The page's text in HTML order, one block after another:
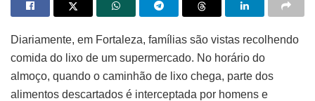
Diariamente, em Fortaleza, famílias são vistas recolhendo
comida do lixo de um supermercado. No horário do
almoço, quando o caminhão de lixo chega, parte dos
alimentos descartados é interceptada por homens e